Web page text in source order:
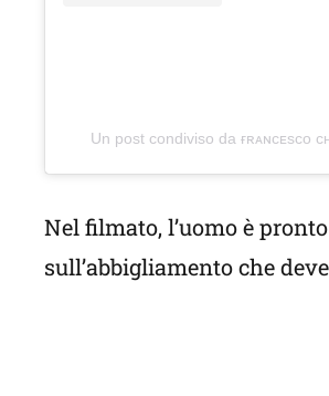
Un post condiviso da ғʀᴀɴᴄᴇsᴄᴏ
Nel filmato, l’uomo è
sull’abbigliamento che